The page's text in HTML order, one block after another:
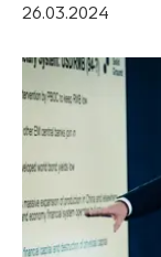
26.03.2024